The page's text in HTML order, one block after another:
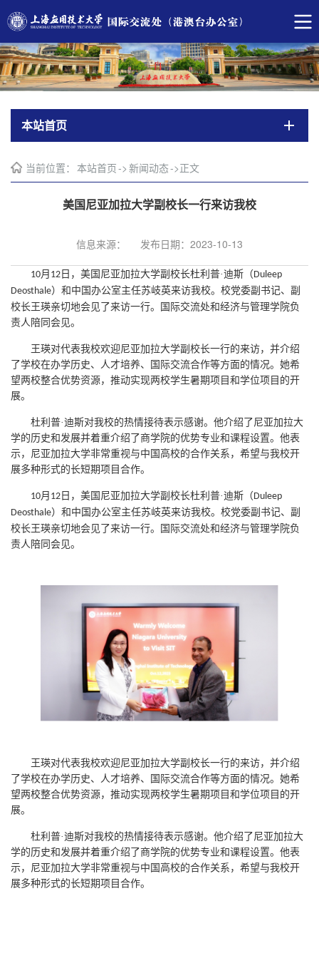
本站首页
当前位置： 本站首页->新闻动态->正文
美国尼亚加拉大学副校长一行来访我校
信息来源： 发布日期：2023-10-13
10月 12 日，美国尼亚加拉大学副校长杜利普·迪斯（Duleep
Deosthale）和中国办公室主任苏岐英来访我校。校党委副书记、副
校长王瑛亲切地会见了来访一行。国际交流处和经济与管理学院负
责人陪同会见。
王瑛对代表我校欢迎尼亚加拉大学副校长一行的来访，并介绍
了学校在办学历史、人才培养、国际交流合作等方面的情况。她希
望两校整合优势资源，推动实现两校学生暑期项目和学位项目的开
展。
杜利普·迪斯对我校的热情接待表示感谢。他介绍了尼亚加拉大
学的历史和发展并着重介绍了商学院的优势专业和课程设置。他表
示，尼亚加拉大学非常重视与中国高校的合作关系，希望与我校开
展多种形式的长短期项目合作。
10月 12 日，美国尼亚加拉大学副校长杜利普·迪斯（Duleep
Deosthale）和中国办公室主任苏岐英来访我校。校党委副书记、副
校长王瑛亲切地会见了来访一行。国际交流处和经济与管理学院负
责人陪同会见。
王瑛对代表我校欢迎尼亚加拉大学副校长一行的来访，并介绍
了学校在办学历史、人才培养、国际交流合作等方面的情况。她希
望两校整合优势资源，推动实现两校学生暑期项目和学位项目的开
展。
杜利普·迪斯对我校的热情接待表示感谢。他介绍了尼亚加拉大
学的历史和发展并着重介绍了商学院的优势专业和课程设置。他表
示，尼亚加拉大学非常重视与中国高校的合作关系，希望与我校开
展多种形式的长短期项目合作。